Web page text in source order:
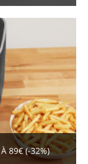
89€ (-32%)